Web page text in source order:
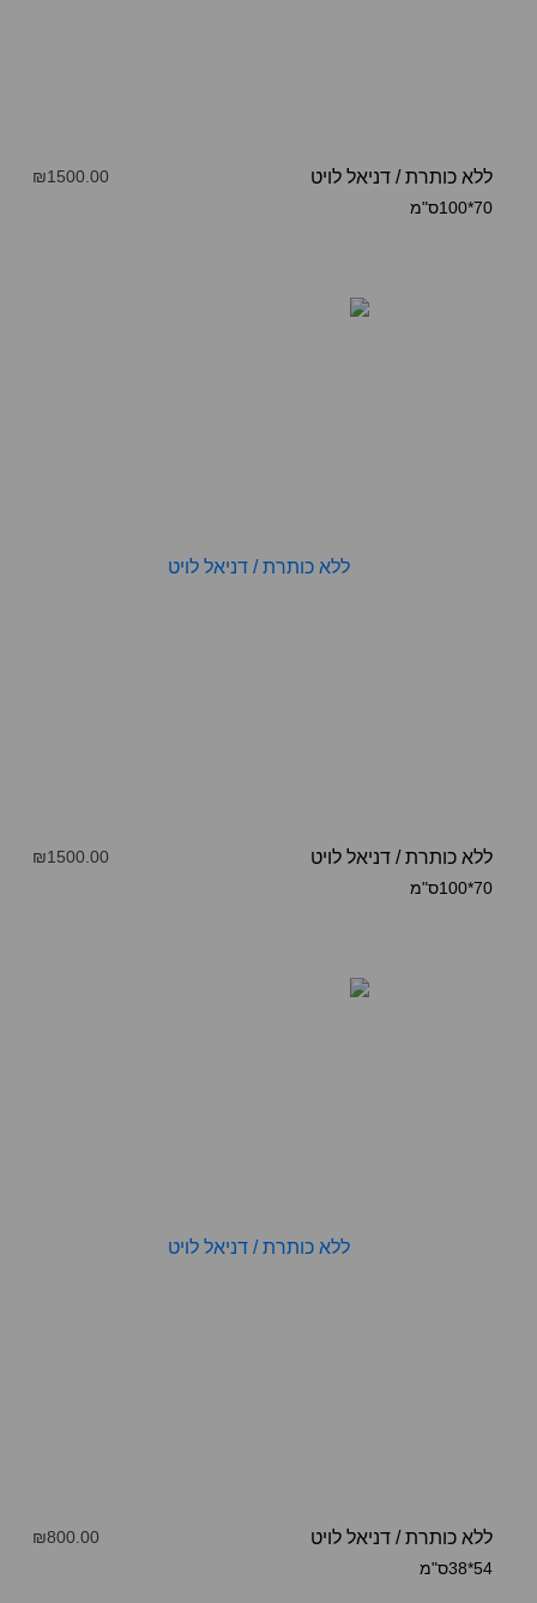
ללא כותרת/ דניאל לויט
70*100ס"מ
₪1500.00
ללא כותרת/ דניאל לויט
70*100ס"מ
₪1500.00
ללא כותרת/ דניאל לויט
54*38ס"מ
₪800.00